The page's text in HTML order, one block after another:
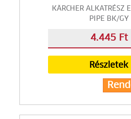
KÄRCHER ALKATRÉSZ
PIPE BK/GY
4.445 Ft
Részletek